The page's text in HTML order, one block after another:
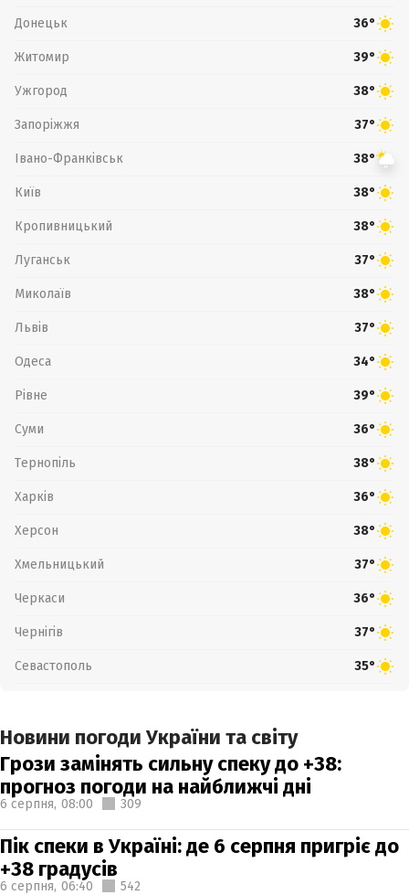
Донецьк 36°
Житомир 39°
Ужгород 38°
Запоріжжя 37°
Івано-Франківськ 38°
Київ 38°
Кропивницький 38°
Луганськ 37°
Миколаїв 38°
Львів 37°
Одеса 34°
Рівне 39°
Суми 36°
Тернопіль 38°
Харків 36°
Херсон 38°
Хмельницький 37°
Черкаси 36°
Чернігів 37°
Севастополь 35°
Новини погоди України та світу
Грози замінять сильну спеку до +38:
прогноз погоди на найближчі дні
6 серпня, 08:00 309
Пік спеки в Україні: де 6 серпня пригріє до
+38 градусів
6 серпня, 06:40 542